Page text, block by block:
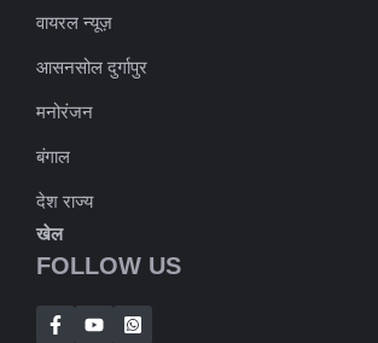
वायरल न्यूज़
आसनसोल दुर्गापुर
मनोरंजन
बंगाल
देश राज्य
खेल
FOLLOW US